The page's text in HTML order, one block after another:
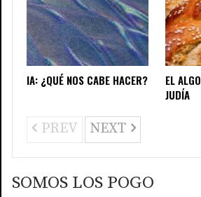
IA: ¿QUÉ NOS CABE HACER?
EL
JUDÍA
PREV NEXT
SOMOS LOS POGO